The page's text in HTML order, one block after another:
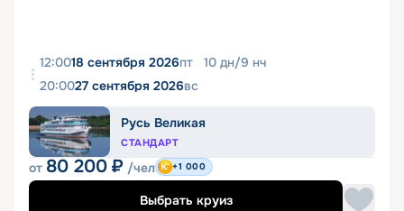
12:0018 сентября 2026пт 10 дн/9 нч
20:0027 сентября 2026вс
Русь Великая
СТАНДАРТ
от 80 200 ₽ /чел +1 000
Выбрать круиз